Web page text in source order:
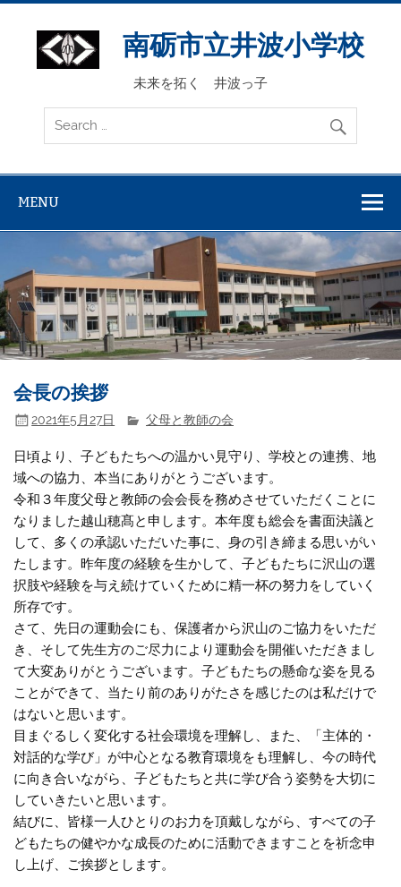
Skip
content
南砺市立井波小学校
未来を拓く 井波っ子
MENU
会長の挨拶
2021年5月27日 父母と教師の会
日頃より、子どもたちへの温かい見守り、学校との連携、地
域への協力、本当にありがとうございます。
令和３年度父母と教師の会会長を務めさせていただくことに
なりました越山穂髙と申します。本年度も総会を書面決議と
して、多くの承認いただいた事に、身の引き締まる思いがい
たします。昨年度の経験を生かして、子どもたちに沢山の選
択肢や経験を与え続けていくために精一杯の努力をしていく
所存です。
さて、先日の運動会にも、保護者から沢山のご協力をいただ
き、そして先生方のご尽力により運動会を開催いただきまし
て大変ありがとうございます。子どもたちの懸命な姿を見る
ことができて、当たり前のありがたさを感じたのは私だけで
はないと思います。
目まぐるしく変化する社会環境を理解し、また、「主体的・
対話的な学び」が中心となる教育環境をも理解し、今の時代
に向き合いながら、子どもたちと共に学び合う姿勢を大切に
していきたいと思います。
結びに、皆様一人ひとりのお力を頂戴しながら、すべての子
どもたちの健やかな成長のために活動できますことを祈念申
し上げ、ご挨拶とします。